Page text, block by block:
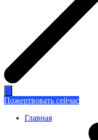
Пожертвовать сейчас
Главная